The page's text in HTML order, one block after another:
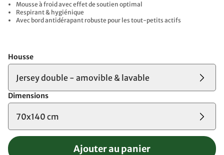
Mousse à froid avec effet de soutien optimal
Respirant & hygiénique
Avec bord antidérapant robuste pour les tout-petits actifs
Housse
Jersey double - amovible & lavable
Dimensions
70x140 cm
Ajouter au panier